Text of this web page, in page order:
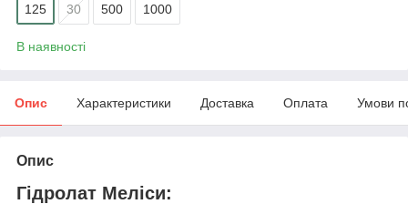
125 30 500 1000
В наявності
Опис Характеристики Доставка Оплата Умови
Опис
Гідролат Меліси: